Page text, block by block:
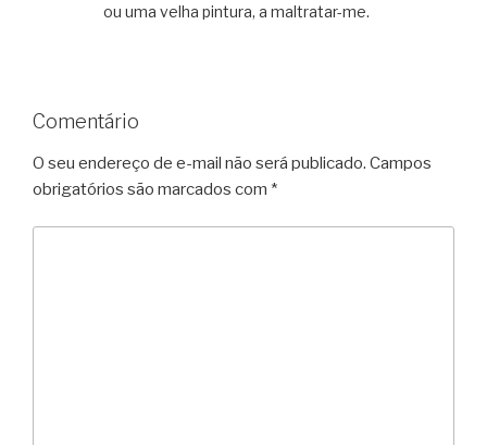
ou uma velha pintura, a maltratar-me.
Comentário
O seu endereço de e-mail não será publicado. Campos
obrigatórios são marcados com *